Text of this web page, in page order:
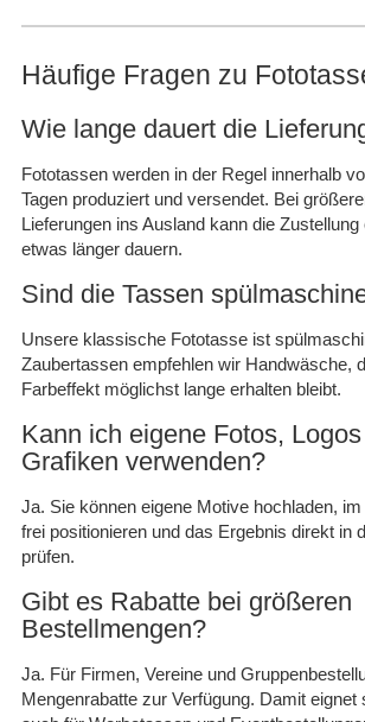
Häufige Fragen zu
Wie lange dauert die
Fototassen werden in der Regel innerhalb
Tagen produziert und versendet. Bei
Lieferungen ins Ausland kann die
etwas länger dauern.
Sind die Tassen
Unsere klassische Fototasse ist
Zaubertassen empfehlen wir Handwäsche,
Farbeffekt möglichst lange erhalten bleibt.
Kann ich eigene Fotos,
Grafiken verwenden?
Ja. Sie können eigene Motive hochladen,
frei positionieren und das Ergebnis direkt in
prüfen.
Gibt es Rabatte bei größeren
Bestellmengen?
Ja. Für Firmen, Vereine und
Mengenrabatte zur Verfügung. Damit